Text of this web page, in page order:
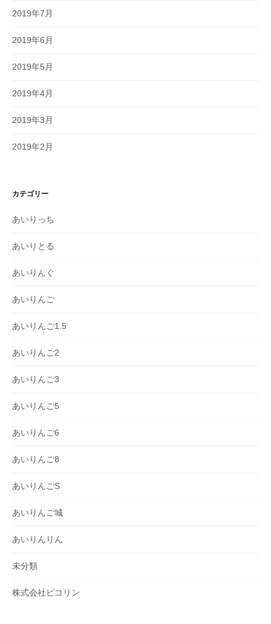
2019年7月
2019年6月
2019年5月
2019年4月
2019年3月
2019年2月
カテゴリー
あいりっち
あいりとる
あいりんぐ
あいりんご
あいりんご1.5
あいりんご2
あいりんご3
あいりんご5
あいりんご6
あいりんご8
あいりんごS
あいりんご城
あいりんりん
未分類
株式会社ピコリン